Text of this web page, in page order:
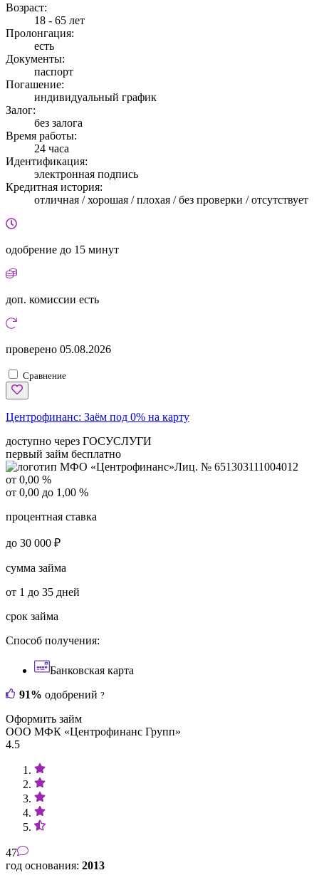
Возраст:
18 - 65 лет
Пролонгация:
есть
Документы:
паспорт
Погашение:
индивидуальный график
Залог:
без залога
Время работы:
24 часа
Идентификация:
электронная подпись
Кредитная история:
отличная / хорошая / плохая / без проверки / отсутствует
одобрение до 15 минут
доп. комиссии есть
проверено 05.08.2026
Сравнение
Центрофинанс: Заём под 0% на карту
доступно через ГОСУСЛУГИ
первый займ бесплатно
Лиц. № 651303111004012
от 0,00 %
от 0,00 до 1,00 %
процентная ставка
до 30 000 ₽
сумма займа
от 1 до 35 дней
срок займа
Способ получения:
Банковская карта
91% одобрений ?
Оформить займ
ООО МФК «Центрофинанс Групп»
4.5
47
год основания: 2013